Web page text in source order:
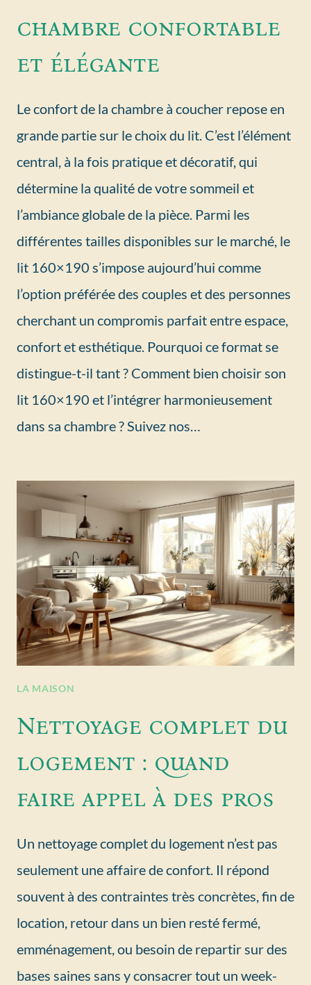
chambre confortable
et élégante
Le confort de la chambre à coucher repose en
grande partie sur le choix du lit. C’est l’élément
central, à la fois pratique et décoratif, qui
détermine la qualité de votre sommeil et
l’ambiance globale de la pièce. Parmi les
différentes tailles disponibles sur le marché, le
lit 160×190 s’impose aujourd’hui comme
l’option préférée des couples et des personnes
cherchant un compromis parfait entre espace,
confort et esthétique. Pourquoi ce format se
distingue-t-il tant ? Comment bien choisir son
lit 160×190 et l’intégrer harmonieusement
dans sa chambre ? Suivez nos…
LA MAISON
Nettoyage complet du
logement : quand
faire appel à des pros
Un nettoyage complet du logement n’est pas
seulement une affaire de confort. Il répond
souvent à des contraintes très concrètes, fin de
location, retour dans un bien resté fermé,
emménagement, ou besoin de repartir sur des
bases saines sans y consacrer tout un week-